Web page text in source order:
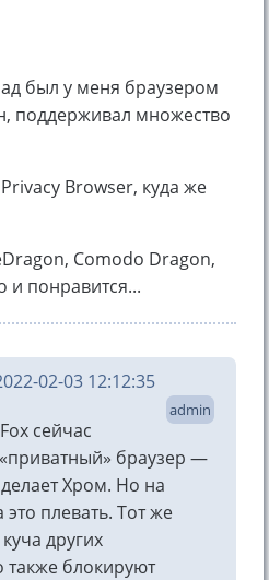
был у меня браузером
поддерживал множество
Browser, куда же
Comodo Dragon,
и понравится...
02-03 12:12:35
admin
сейчас
браузер —
Хром. Но на
плевать. Тот же
других
блокируют